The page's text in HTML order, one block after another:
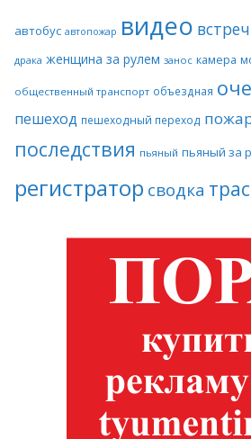
автобус автопожар видео
драка женщина за рулем занос камера
общественный транспорт объездная
пешеход пешеходный переход
последствия пьяный пьяный за
регистратор сводка